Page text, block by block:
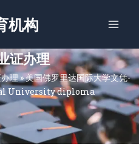
机构
证办理
理»美国佛罗里达国际大学文凭-
University diploma